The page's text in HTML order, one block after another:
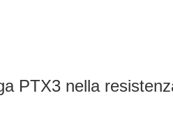
PTX3 nella